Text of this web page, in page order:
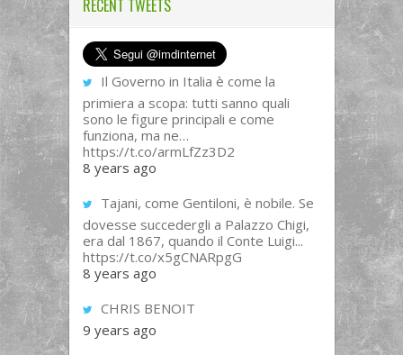
RECENT TWEETS
Il Governo in Italia è come la
primiera a scopa: tutti sanno quali
sono le figure principali e come
funziona, ma ne…
https://t.co/armLfZz3D2
8 years ago
Tajani, come Gentiloni, è nobile. Se
dovesse succedergli a Palazzo Chigi,
era dal 1867, quando il Conte Luigi...
https://t.co/x5gCNARpgG
8 years ago
CHRIS BENOIT
9 years ago